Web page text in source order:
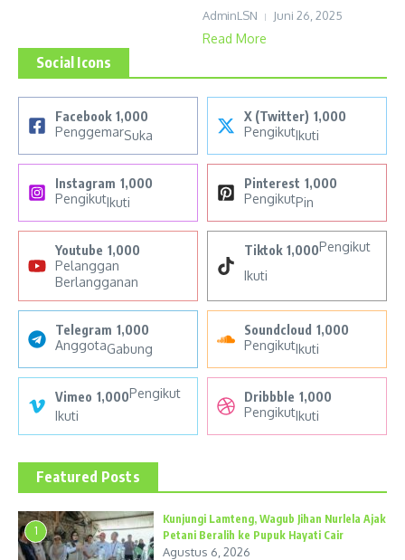
AdminLSN Juni 26, 2025
Read More
Social Icons
Facebook 1,000
PenggemarSuka
X (Twitter) 1,000
PengikutIkuti
Instagram 1,000
PengikutIkuti
Pinterest 1,000
PengikutPin
Youtube 1,000
Pelanggan
Berlangganan
Tiktok 1,000Pengikut
Ikuti
Telegram 1,000
AnggotaGabung
Soundcloud 1,000
PengikutIkuti
Vimeo 1,000Pengikut
Ikuti
Dribbble 1,000
PengikutIkuti
Featured Posts
1
Kunjungi Lamteng, Wagub Jihan Nurlela Ajak
Petani Beralih ke Pupuk Hayati Cair
Agustus 6, 2026